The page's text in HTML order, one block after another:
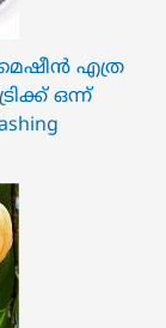
എത്ര
ഒന്ന്